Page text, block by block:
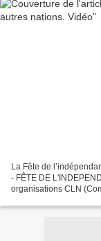
La Fête de
- FÊTE DE
organisations CLN
https://